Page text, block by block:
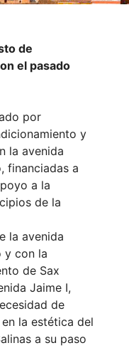
de
el pasado
por
y
la avenida
financiadas a
a la
de la
la avenida
y con la
de Sax
Jaime I,
de
la estética del
a su paso